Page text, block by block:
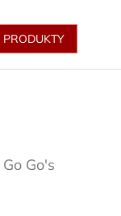
Go Go's